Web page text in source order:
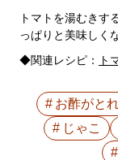
トマトを湯むきす
っぱりと美味しく
◆関連レシピ：
ト
お酢がと
じゃこ